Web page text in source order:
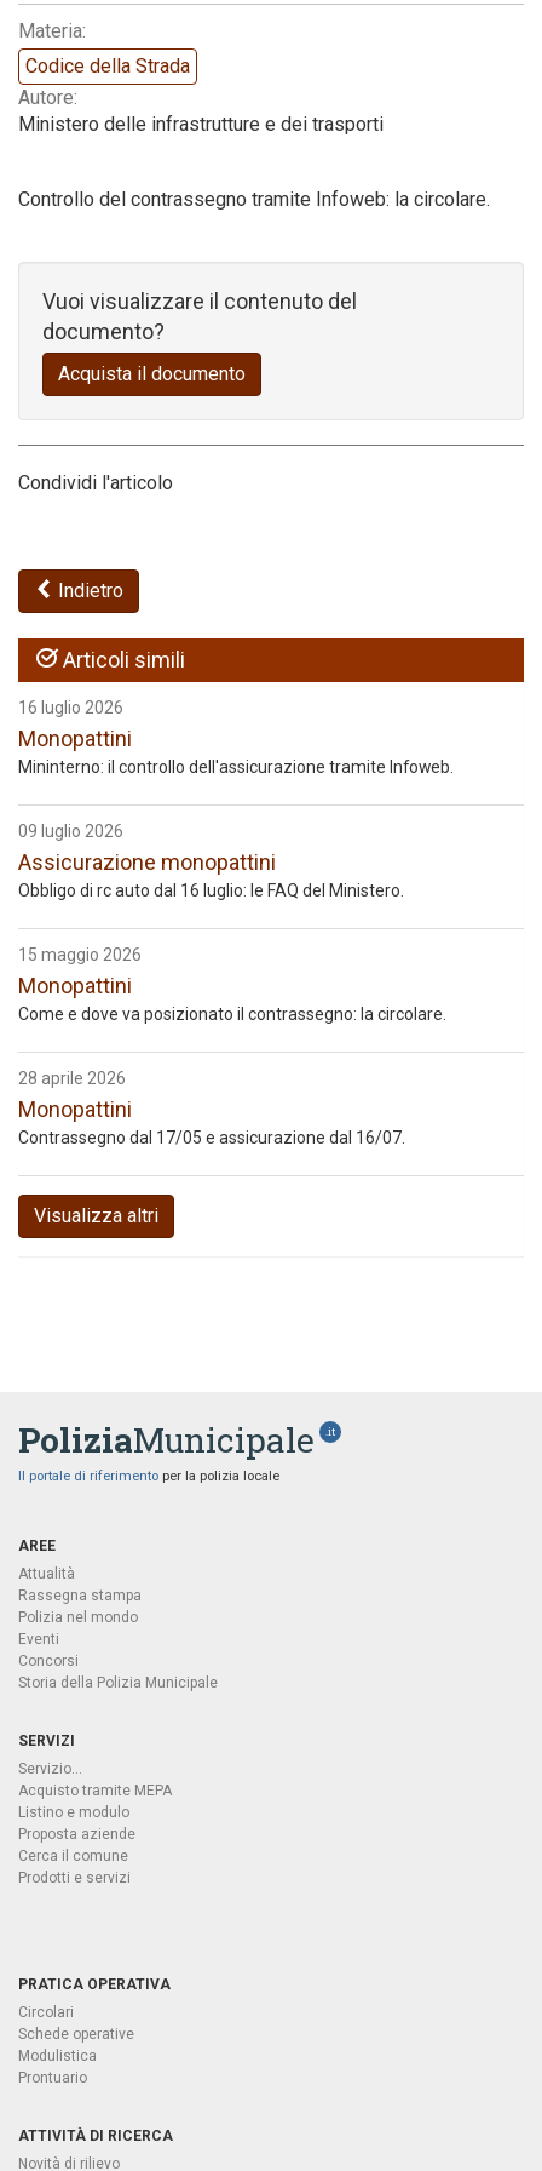
Codice della strada
Materia:
Codice della Strada
Autore:
Ministero delle infrastrutture e dei trasporti
Controllo del contrassegno tramite Infoweb: la circolare.
Vuoi visualizzare il contenuto del
documento?
Acquista il documento
Condividi l'articolo
Indietro
Articoli simili
16 luglio 2026
Monopattini
Mininterno: il controllo dell'assicurazione tramite Infoweb.
09 luglio 2026
Assicurazione monopattini
Obbligo di rc auto dal 16 luglio: le FAQ del Ministero.
15 maggio 2026
Monopattini
Come e dove va posizionato il contrassegno: la circolare.
28 aprile 2026
Monopattini
Contrassegno dal 17/05 e assicurazione dal 16/07.
Visualizza altri
PoliziaMunicipale .it
Il portale di riferimento per la polizia locale
AREE
Attualità
Rassegna stampa
Polizia nel mondo
Eventi
Concorsi
Storia della Polizia Municipale
SERVIZI
Servizio...
Acquisto tramite MEPA
Listino e modulo
Proposta aziende
Cerca il comune
Prodotti e servizi
PRATICA OPERATIVA
Circolari
Schede operative
Modulistica
Prontuario
ATTIVITÀ DI RICERCA
Novità di rilievo